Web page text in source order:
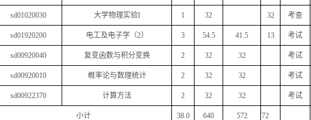
sd01020030 大学物理实验I 1 32 32 考查
sd01920200 电工及电子学（2） 3 54.5 41.5 13 考试
sd00920040 复变函数与积分变换 2 32 32 考试
sd00920010 概率论与数理统计 2 32 32 考试
sd00922370 计算方法 2 32 32 考试
小计 38.0 640 572 72